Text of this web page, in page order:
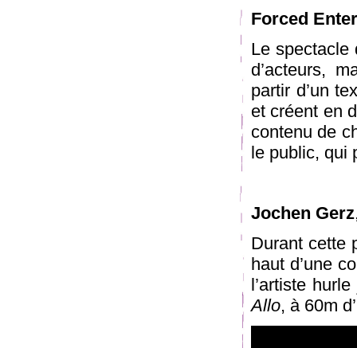
Forced
Le spectacle
d’acteurs,
partir d’un
et créent en
contenu de
le public, qui
Jochen Gerz
Durant cette
haut d’une
l’artiste
Allo, à 60m